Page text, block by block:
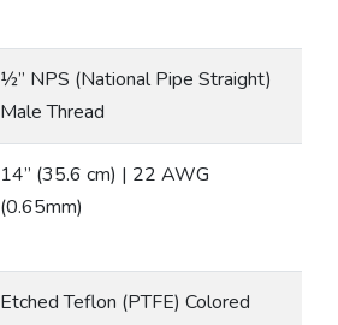
½” NPS (National Pipe Straight)
Male Thread
14” (35.6 cm) | 22 AWG
(0.65mm)
Etched Teflon (PTFE) Colored